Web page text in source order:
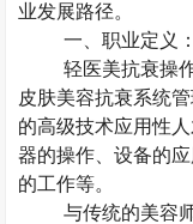
业发展路径。
一、职业定义
轻医美抗衰操
皮肤美容抗衰系统
的高级技术应用性
器的操作、设备的
的工作等。
与传统的美容